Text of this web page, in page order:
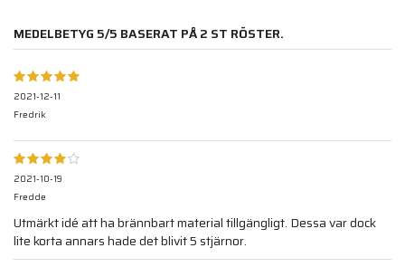
MEDELBETYG 5/5 BASERAT PÅ2 ST RÖSTER.
2021-12-11
Fredrik
2021-10-19
Fredde
Utmärkt idé att ha brännbart material tillgängligt. Dessa var dock
lite korta annars hade det blivit 5 stjärnor.